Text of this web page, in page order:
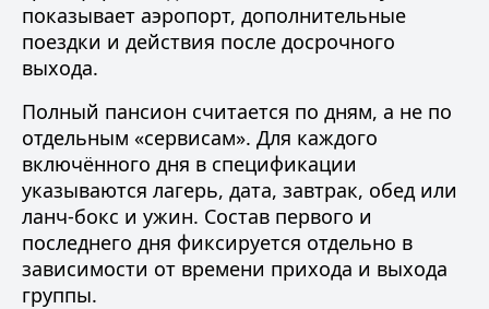
показывает аэропорт, дополнительные
поездки и действия после досрочного
выхода.
Полный пансион считается по дням, а не по
отдельным «сервисам». Для каждого
включённого дня в спецификации
указываются лагерь, дата, завтрак, обед или
ланч-бокс и ужин. Состав первого и
последнего дня фиксируется отдельно в
зависимости от времени прихода и выхода
группы.